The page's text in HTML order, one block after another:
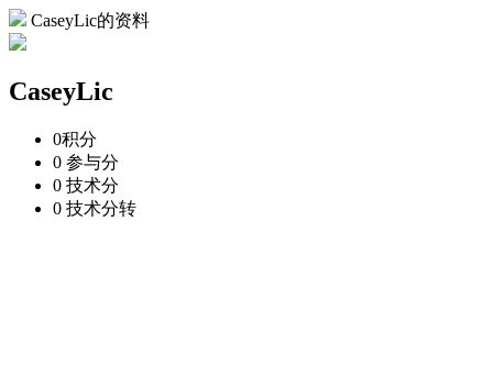
CaseyLic的资料
CaseyLic
0积分
0 参与分
0 技术分
0 技术分转